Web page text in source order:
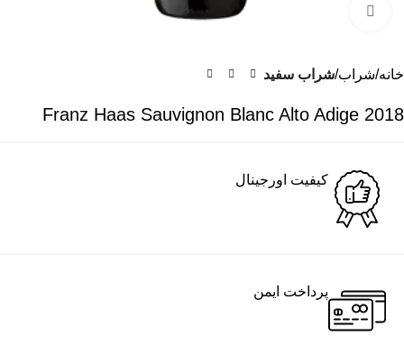
برای بزرگنمایی کلیک کنید
خانه شراب شراب سفید
2018 Franz Haas Sauvignon Blanc Alto Adige
کیفیت اورجینال
پرداخت ایمن